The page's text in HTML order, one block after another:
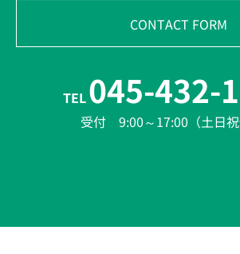
CONTACT FORM
TEL045-432-
受付 9:00～17:00（土日祝